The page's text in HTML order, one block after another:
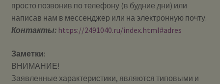
просто позвонив по телефону (в будние дни) или
написав нам в мессенджер или на электронную почту.
Контакты: https://2491040.ru/index.html#adres
Заметки:
ВНИМАНИЕ!
Заявленные характеристики, являются типовыми и